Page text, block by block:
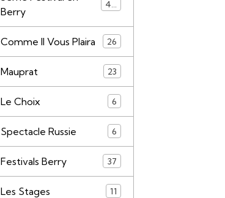
Berry
Comme Il Vous Plaira 26
Mauprat 23
Le Choix 6
Spectacle Russie 6
Festivals Berry 37
Les Stages 11